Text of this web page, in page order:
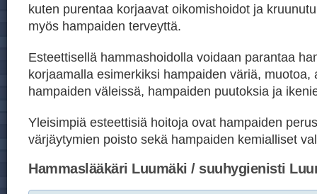
kuten purentaa korjaavat oikomishoidot ja
myös hampaiden terveyttä.
Esteettisellä hammashoidolla voidaan parantaa
korjaamalla esimerkiksi hampaiden väriä, muotoa,
hampaiden väleissä, hampaiden puutoksia ja
Yleisimpiä esteettisiä hoitoja ovat hampaiden
värjäytymien poisto sekä hampaiden kemialliset
Hammaslääkäri Luumäki / suuhygienisti